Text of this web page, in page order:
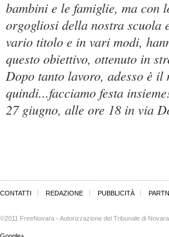
bambini e le famiglie, ma con
orgogliosi della nostra scuola
vario titolo e in vari modi,
questo obiettivo, ottenuto in
Dopo tanto lavoro, adesso è il
quindi...facciamo festa
27 giugno, alle ore 18 in via
CONTATTI REDAZIONE PUBBLICITÀ
©2011 FreeNovara - Autorizzazione del Tribunale di
Google+